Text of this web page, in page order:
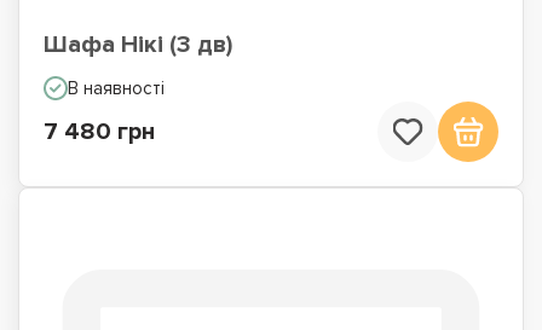
Шафа Нікі (3 дв)
В наявності
7 480 грн